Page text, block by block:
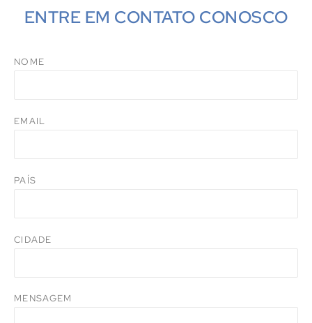
ENTRE EM CONTATO CONOSCO
NOME
EMAIL
PAÍS
CIDADE
MENSAGEM